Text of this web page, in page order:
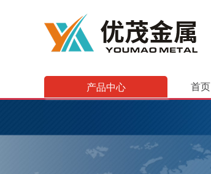
产品中心 首页